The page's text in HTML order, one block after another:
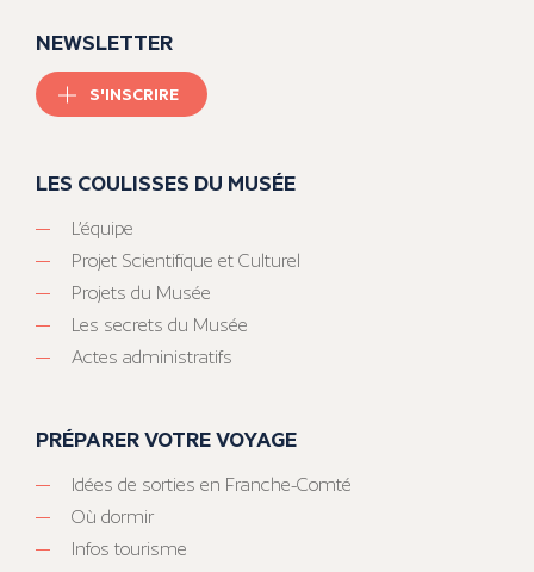
NEWSLETTER
S'INSCRIRE
LES COULISSES DU MUSÉE
L’équipe
Projet Scientifique et Culturel
Projets du Musée
Les secrets du Musée
Actes administratifs
PRÉPARER VOTRE VOYAGE
Idées de sorties en Franche-Comté
Où dormir
Infos tourisme